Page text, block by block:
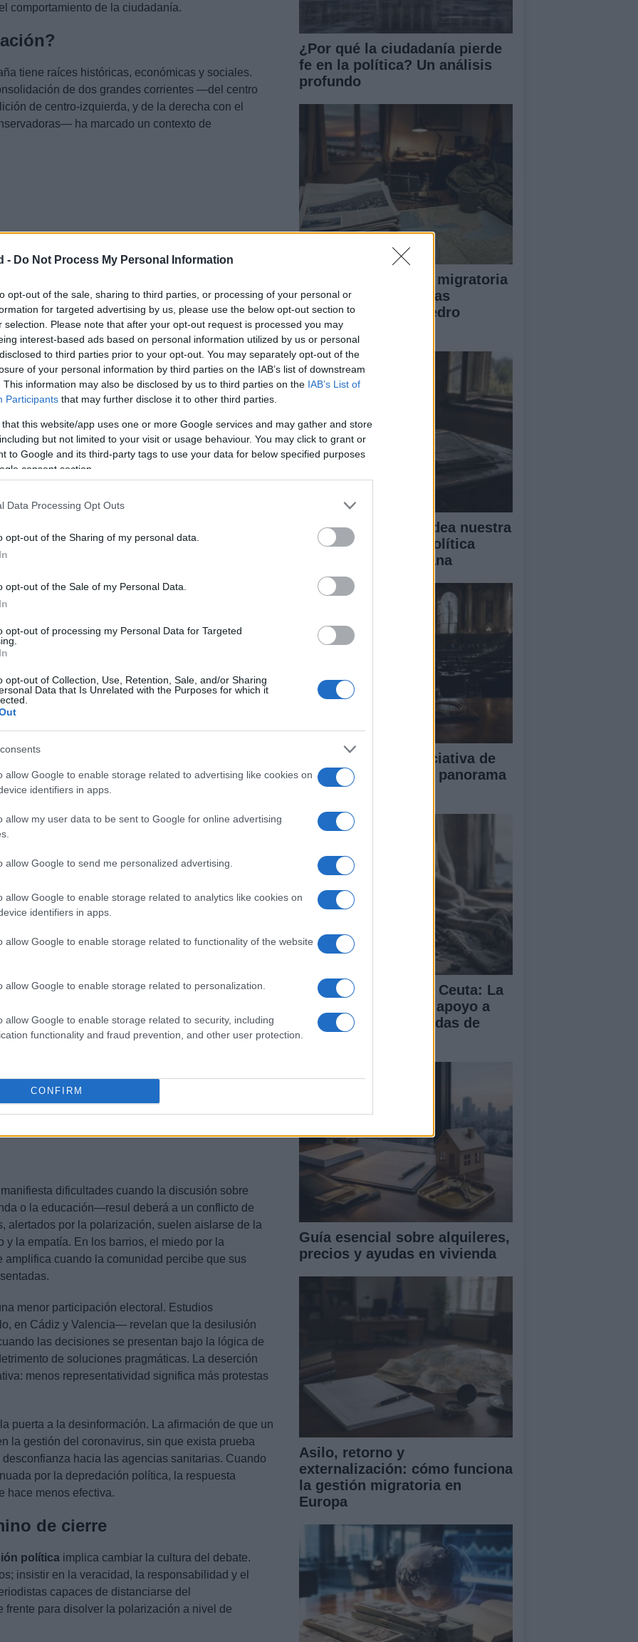
- Do Not Process My Personal Information
opt-out of the sale, sharing to third parties, or processing of your personal or
for targeted advertising by us, please use the below opt-out section to
selection. Please note that after your opt-out request is processed you may
interest-based ads based on personal information utilized by us or personal
to third parties prior to your opt-out. You may separately opt-out of the
of your personal information by third parties on the IAB’s list of downstream
This information may also be disclosed by us to third parties on the IAB’s List of
Participants that may further disclose it to other third parties.
that this website/app uses one or more Google services and may gather and store
but not limited to your visit or usage behaviour. You may click to grant or
to Google and its third-party tags to use your data for below specified purposes
consent section.
Data Processing Opt Outs
opt-out of the Sharing of my personal data.
opt-out of the Sale of my Personal Data.
opt-out of processing my Personal Data for Targeted
opt-out of Collection, Use, Retention, Sale, and/or Sharing
Data that Is Unrelated with the Purposes for which it
allow Google to enable storage related to advertising like cookies on
identifiers in apps.
allow my user data to be sent to Google for online advertising
allow Google to send me personalized advertising.
allow Google to enable storage related to analytics like cookies on
identifiers in apps.
allow Google to enable storage related to functionality of the website
allow Google to enable storage related to personalization.
allow Google to enable storage related to security, including
functionality and fraud prevention, and other user protection.
CONFIRM
comportamiento de la ciudadanía.
tiene raíces históricas, económicas y sociales.
de dos grandes corrientes —del centro
de centro-izquierda, y de la derecha con el
ha marcado un contexto de
financieras y las reformas laborales han creado
resonantes.
un legado de desigualdad y falta de confianza
migratorias, el debate sobre la gestión del
se han convertido en marcos que alimentan
con sus propias agendas, amplifican esta
filtros ideológicos. En el ámbito digital, el algoritmo
de los prejuicios, creando “cámaras de
de vista alternativos.
las generaciones anteriores, participan activamente
espacios políticos. Esta generacional
se percibe la política: la educación, la información y
se vuelven armas de reclutamiento. Cuando los
extremas, se incrementa el riesgo de que la
de nutrirse de soluciones convergentes.
cotidiana
en discursos; impacta la vida diaria y la
gobernante recibe un
la rotación institucional se acelera. Los procesos
fragmentados. La capacidad de aprobar reformas
o salud se ve socavada por la ausencia de
dificultades cuando la discusión sobre
o la educación—resul deberá a un conflicto de
alertados por la polarización, suelen aislarse de la
y la empatía. En los barrios, el miedo por la
amplifica cuando la comunidad percibe que sus
menor participación electoral. Estudios
en Cádiz y Valencia— revelan que la desilusión
las decisiones se presentan bajo la lógica de
de soluciones pragmáticas. La deserción
menos representatividad significa más protestas
puerta a la desinformación. La afirmación de que un
la gestión del coronavirus, sin que exista prueba
hacia las agencias sanitarias. Cuando
por la depredación política, la respuesta
hace menos efectiva.
de cierre
política implica cambiar la cultura del debate.
insistir en la veracidad, la responsabilidad y el
capaces de distanciarse del
frente para disolver la polarización a nivel de
¿Por qué la ciudadanía pierde
fe en la política? Un análisis
profundo
Análisis de la crisis migratoria
en Ceuta y las críticas
internacionales a Pedro
Sánchez
Cómo el miedo moldea nuestra
realidad: desde la política
hasta la vida cotidiana
El impacto de la iniciativa de
Gabriel Rufián en el panorama
político español
Crisis migratoria en Ceuta: La
UE dividida entre el apoyo a
España y las demandas de
Italia
Guía esencial sobre alquileres,
precios y ayudas en vivienda
Asilo, retorno y
externalización: cómo funciona
la gestión migratoria en
Europa